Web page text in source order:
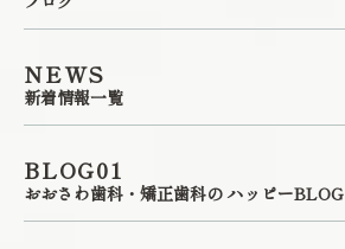
NEWS
新着情報一覧
BLOG01
おおさわ歯科・矯正歯科の ハッピーBLOG